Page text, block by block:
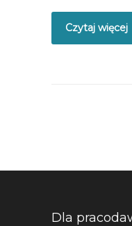
Czytaj więcej
Dla